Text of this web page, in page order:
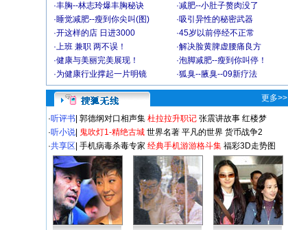
·丰胸--林志玲爆丰胸秘诀 ·减肥--小肚子赘肉没了
·睡觉减肥--瘦到你尖叫(图) ·吸引异性的秘密武器
·开这样的店 日进3000 ·45岁以前停经不正常
·上班 兼职 两不误！ ·解决脸黄脾虚腰痛良方
·健康与美丽完美展现！ ·泡脚减肥--瘦到你叫停！
·为健康行业撑起一片明镜 ·狐臭--腋臭--09新疗法
更多>>
·听评书 郭德纲对口相声集 杜拉拉升职记 张震讲故事 红楼梦
·听小说 鬼吹灯1-精绝古城 世界名著 平凡的世界 货币战争2
·共享区 手机病毒杀毒专家 经典手机游游格斗集 福彩3D走势图